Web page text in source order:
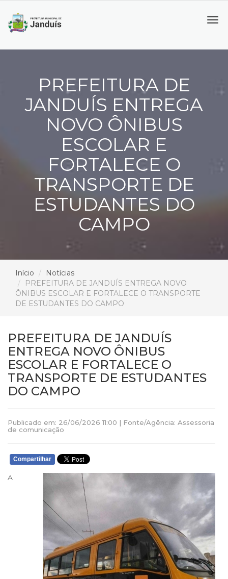
PREFEITURA DE
JANDUÍS ENTREGA
NOVO ÔNIBUS
ESCOLAR E
FORTALECE O
TRANSPORTE DE
ESTUDANTES DO
CAMPO
Início
Notícias
PREFEITURA DE JANDUÍS ENTREGA NOVO
ÔNIBUS ESCOLAR E FORTALECE O TRANSPORTE
DE ESTUDANTES DO CAMPO
PREFEITURA DE JANDUÍS
ENTREGA NOVO ÔNIBUS
ESCOLAR E FORTALECE O
TRANSPORTE DE ESTUDANTES
DO CAMPO
Publicado em: 26/06/2026 11:00 | Fonte/Agência: Assessoria
de comunicação
Compartilhar
A